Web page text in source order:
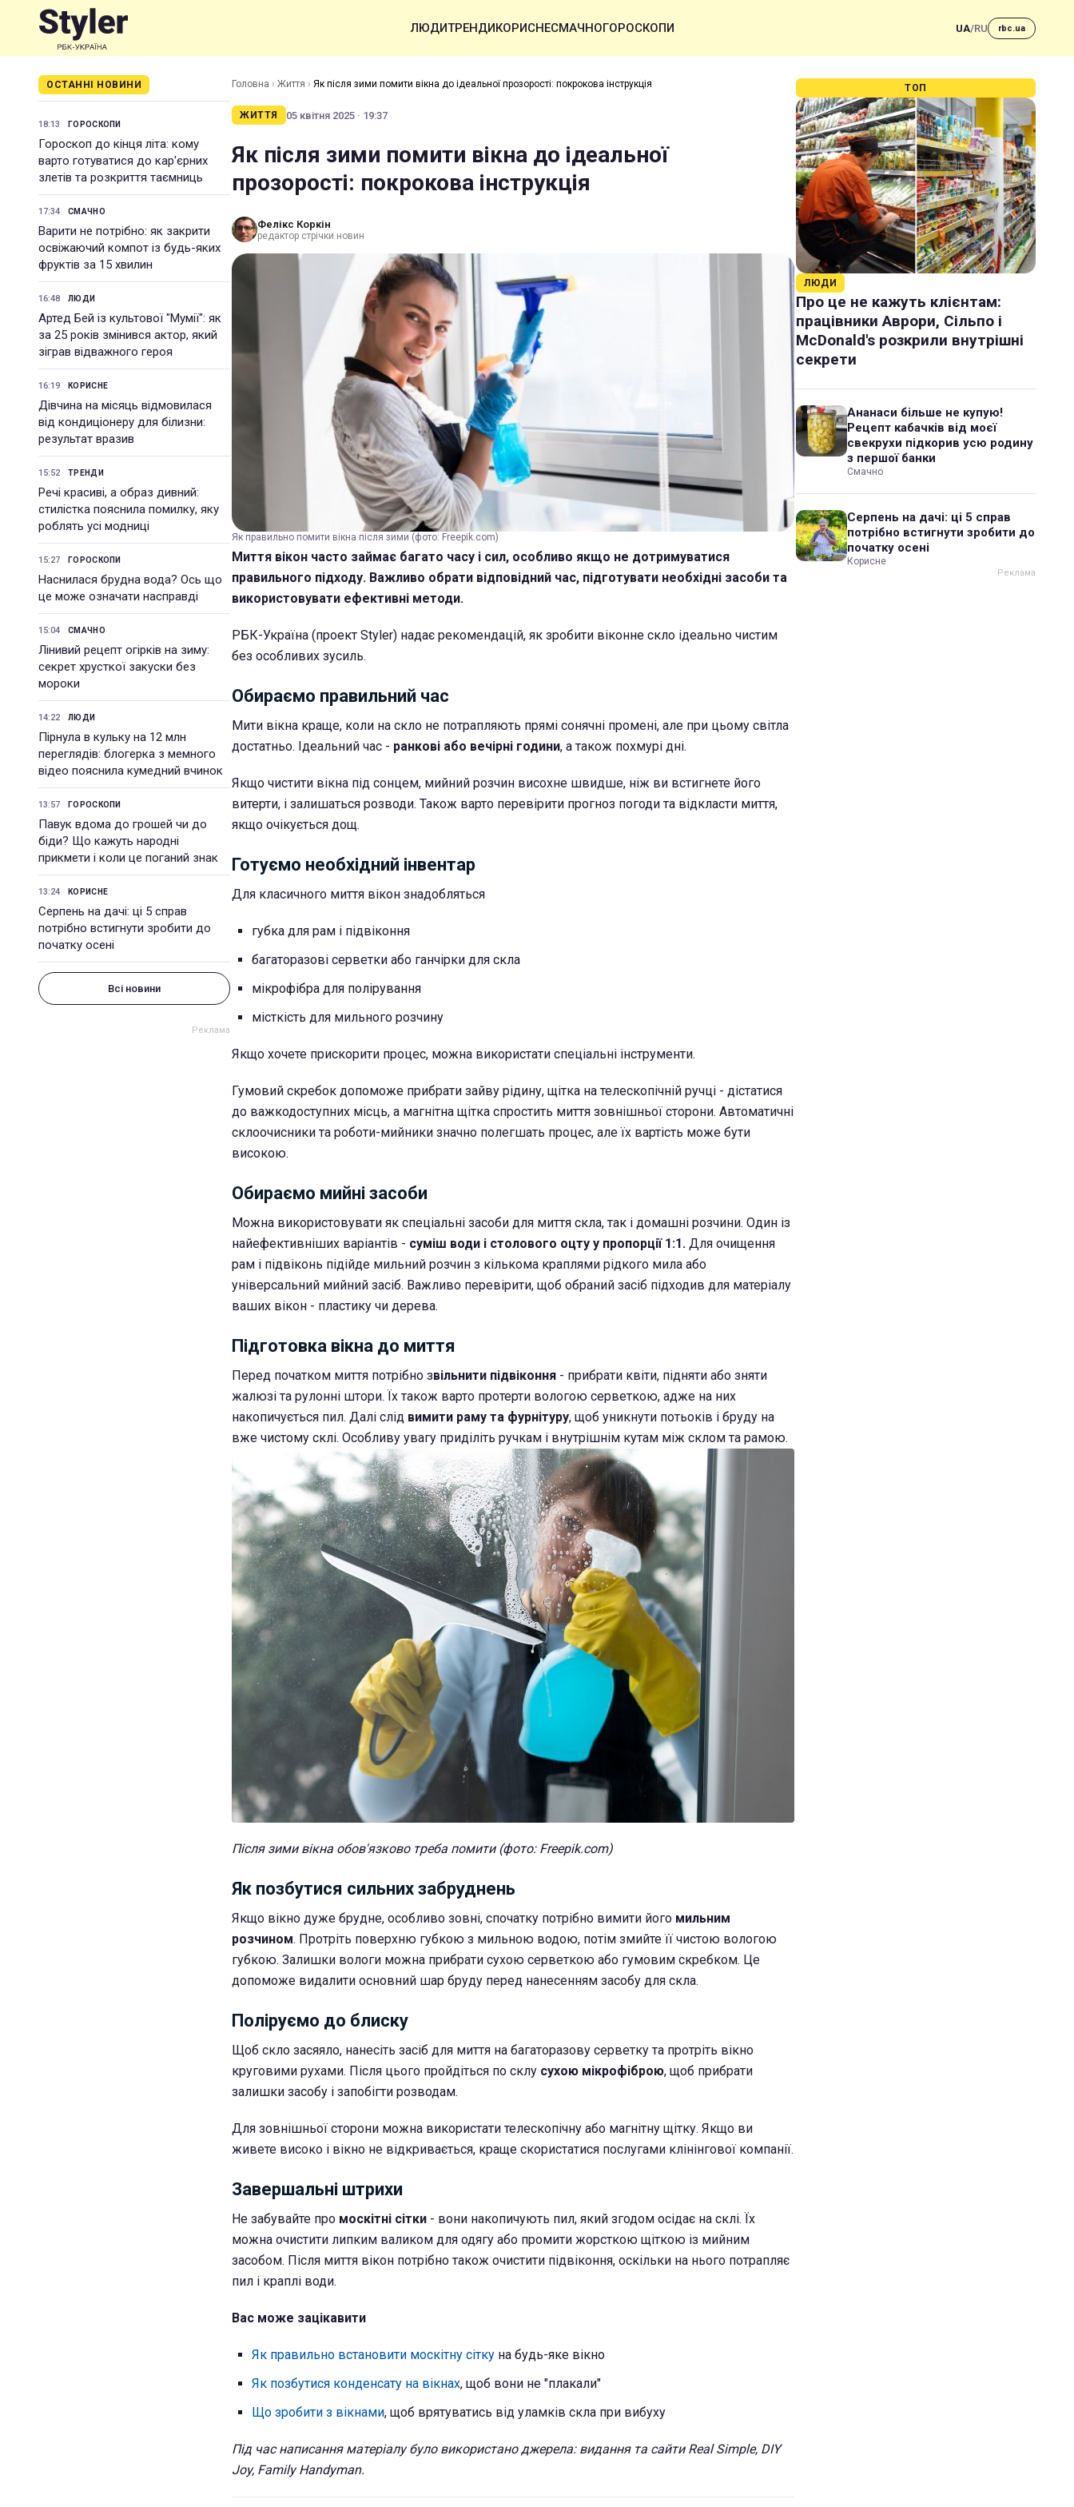
ЛЮДИТРЕНДИКОРИСНЕСМАЧНОГОРОСКОПИ UA/RU rbc.ua
ОСТАННІ НОВИНИ
18:13 ГОРОСКОПИ
Гороскоп до кінця літа: кому
варто готуватися до кар'єрних
злетів та розкриття таємниць
17:34 СМАЧНО
Варити не потрібно: як закрити
освіжаючий компот із будь-яких
фруктів за 15 хвилин
16:48 ЛЮДИ
Артед Бей із культової "Мумії": як
за 25 років змінився актор, який
зіграв відважного героя
16:19 КОРИСНЕ
Дівчина на місяць відмовилася
від кондиціонеру для білизни:
результат вразив
15:52 ТРЕНДИ
Речі красиві, а образ дивний:
стилістка пояснила помилку, яку
роблять усі модниці
15:27 ГОРОСКОПИ
Наснилася брудна вода? Ось що
це може означати насправді
15:04 СМАЧНО
Лінивий рецепт огірків на зиму:
секрет хрусткої закуски без
мороки
14:22 ЛЮДИ
Пірнула в кульку на 12 млн
переглядів: блогерка з мемного
відео пояснила кумедний вчинок
13:57 ГОРОСКОПИ
Павук вдома до грошей чи до
біди? Що кажуть народні
прикмети і коли це поганий знак
13:24 КОРИСНЕ
Серпень на дачі: ці 5 справ
потрібно встигнути зробити до
початку осені
Всі новини
Головна › Життя › Як після зими помити вікна до ідеальної прозорості: покрокова інструкція
ЖИТТЯ 05 квітня 2025 · 19:37
Як після зими помити вікна до ідеальної
прозорості: покрокова інструкція
Фелікс Коркін
редактор стрічки новин
Як правильно помити вікна після зими (фото: Freepik.com)
Миття вікон часто займає багато часу і сил, особливо якщо не дотримуватися
правильного підходу. Важливо обрати відповідний час, підготувати необхідні засоби та
використовувати ефективні методи.
РБК-Україна (проект Styler) надає рекомендацій, як зробити віконне скло ідеально чистим
без особливих зусиль.
Обираємо правильний час
Мити вікна краще, коли на скло не потрапляють прямі сонячні промені, але при цьому світла
достатньо. Ідеальний час - ранкові або вечірні години, а також похмурі дні.
Якщо чистити вікна під сонцем, мийний розчин висохне швидше, ніж ви встигнете його
витерти, і залишаться розводи. Також варто перевірити прогноз погоди та відкласти миття,
якщо очікується дощ.
Готуємо необхідний інвентар
Для класичного миття вікон знадобляться
губка для рам і підвіконня
багаторазові серветки або ганчірки для скла
мікрофібра для полірування
місткість для мильного розчину
Якщо хочете прискорити процес, можна використати спеціальні інструменти.
Гумовий скребок допоможе прибрати зайву рідину, щітка на телескопічній ручці - дістатися
до важкодоступних місць, а магнітна щітка спростить миття зовнішньої сторони. Автоматичні
склоочисники та роботи-мийники значно полегшать процес, але їх вартість може бути
високою.
Обираємо мийні засоби
Можна використовувати як спеціальні засоби для миття скла, так і домашні розчини. Один із
найефективніших варіантів - суміш води і столового оцту у пропорції 1:1. Для очищення
рам і підвіконь підійде мильний розчин з кількома краплями рідкого мила або
універсальний мийний засіб. Важливо перевірити, щоб обраний засіб підходив для матеріалу
ваших вікон - пластику чи дерева.
Підготовка вікна до миття
Перед початком миття потрібно звільнити підвіконня - прибрати квіти, підняти або зняти
жалюзі та рулонні штори. Їх також варто протерти вологою серветкою, адже на них
накопичується пил. Далі слід вимити раму та фурнітуру, щоб уникнути потьоків і бруду на
вже чистому склі. Особливу увагу приділіть ручкам і внутрішнім кутам між склом та рамою.
Після зими вікна обов'язково треба помити (фото: Freepik.com)
Як позбутися сильних забруднень
Якщо вікно дуже брудне, особливо зовні, спочатку потрібно вимити його мильним
розчином. Протріть поверхню губкою з мильною водою, потім змийте її чистою вологою
губкою. Залишки вологи можна прибрати сухою серветкою або гумовим скребком. Це
допоможе видалити основний шар бруду перед нанесенням засобу для скла.
Поліруємо до блиску
Щоб скло засяяло, нанесіть засіб для миття на багаторазову серветку та протріть вікно
круговими рухами. Після цього пройдіться по склу сухою мікрофіброю, щоб прибрати
залишки засобу і запобігти розводам.
Для зовнішньої сторони можна використати телескопічну або магнітну щітку. Якщо ви
живете високо і вікно не відкривається, краще скористатися послугами клінінгової компанії.
Завершальні штрихи
Не забувайте про москітні сітки - вони накопичують пил, який згодом осідає на склі. Їх
можна очистити липким валиком для одягу або промити жорсткою щіткою із мийним
засобом. Після миття вікон потрібно також очистити підвіконня, оскільки на нього потрапляє
пил і краплі води.
Вас може зацікавити
Як правильно встановити москітну сітку на будь-яке вікно
Як позбутися конденсату на вікнах, щоб вони не "плакали"
Що зробити з вікнами, щоб врятуватись від уламків скла при вибуху
Під час написання матеріалу було використано джерела: видання та сайти Real Simple, DIY
Joy, Family Handyman.
ТОП
ЛЮДИ
Про це не кажуть клієнтам:
працівники Аврори, Сільпо і
McDonald's розкрили внутрішні
секрети
Ананаси більше не купую!
Рецепт кабачків від моєї
свекрухи підкорив усю родину
з першої банки
Смачно
Серпень на дачі: ці 5 справ
потрібно встигнути зробити до
початку осені
Корисне